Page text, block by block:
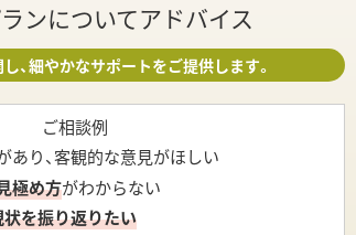
ンについてアドバイス
、細やかなサポートをご提供します。
ご相談例
あり、客観的な意見がほしい
極め方がわからない
状を振り返りたい